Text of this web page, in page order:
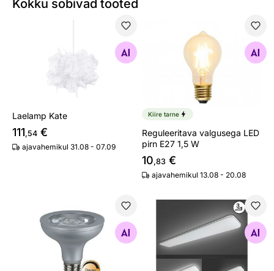
Kokku sobivad tooted
Otsi sarnaseid
Laelamp Kate
111,54 €
ajavahemikul 31.08 - 07.09
Reguleeritava valgusega
Otsi sarnaseid
Kiire tarne
Reguleeritava valgusega LED
pirn E27 1,5 W
10,83 €
ajavahemikul 13.08 - 20.08
LED elektripirn E27 10 W
Otsi sarnaseid
Laelamp Aldo LED
Otsi sarnaseid